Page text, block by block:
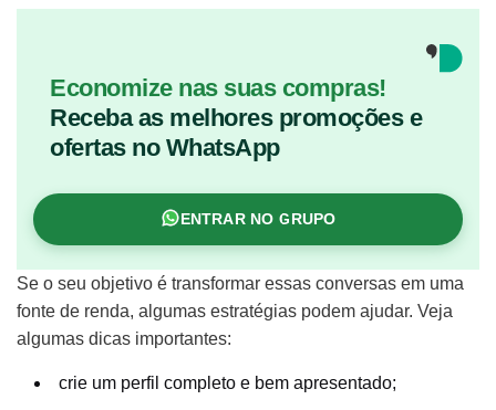
Economize nas suas compras!
Receba as melhores promoções e
ofertas no WhatsApp
ENTRAR NO GRUPO
Se o seu objetivo é transformar essas conversas em uma
fonte de renda, algumas estratégias podem ajudar. Veja
algumas dicas importantes:
crie um perfil completo e bem apresentado;